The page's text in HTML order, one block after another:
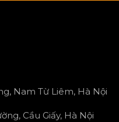
Nam Từ Liêm, Hà Nội
Cầu Giấy, Hà Nội